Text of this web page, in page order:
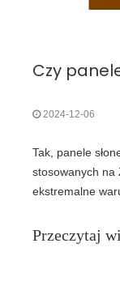
2024-12-06
Tak, panele
stosowanych na
ekstremalne
wielozłączowe:
Przeczytaj